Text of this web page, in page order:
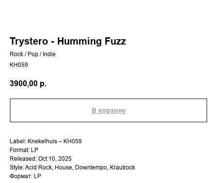
Trystero - Humming Fuzz
Rock / Pop / Indie
KH059
3900,00 р.
В корзину
Label: Knekelhuis – KH059
Format: LP
Released: Oct 10, 2025
Style: Acid Rock, House, Downtempo, Krautrock
Формат: LP